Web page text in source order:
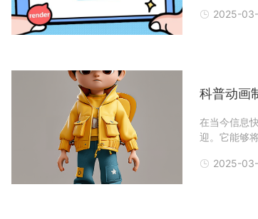
行最新盘点
2025-
科普动画
在当今信息
迎。它能够
的渲染技术
2025-